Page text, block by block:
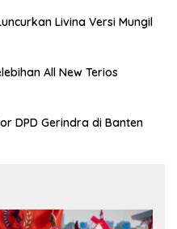
Livina Versi Mungil
All New Terios
DPD Gerindra di Banten